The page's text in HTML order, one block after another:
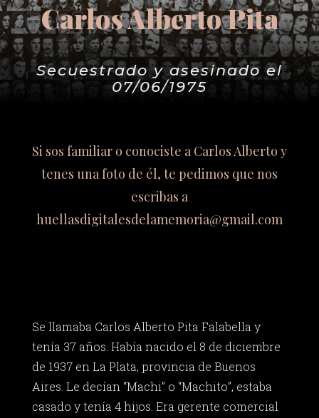
Carlos Alberto Pita
Secuestrado y asesinado el
07/06/1975
Si sos familiar o conociste a Carlos Alberto y
tenes una foto de él, te pedimos que nos
escribas a
huellasdigitalesdelamemoria@gmail.com
Se llamaba Carlos Alberto Pita Falabella y
tenía 37 años. Había nacido el 8 de diciembre
de 1937 en La Plata, provincia de Buenos
Aires. Le decían “Machi” o “Machito”, estaba
casado y tenía 4 hijos. Era gerente comercial